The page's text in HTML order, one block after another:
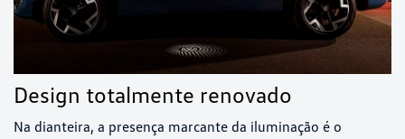
Design totalmente renovado
Na dianteira, a presença marcante da iluminação é o